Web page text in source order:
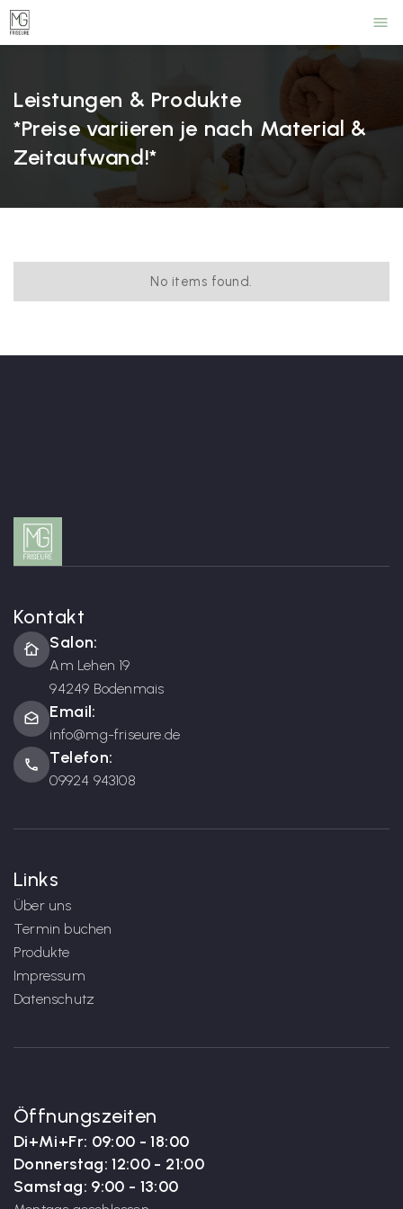
menu
Leistungen & Produkte
*Preise variieren je nach Material &
Zeitaufwand!*
No items found.
Kontakt
cottage Salon:
Am Lehen 19
94249 Bodenmais
drafts Email:
info@mg-friseure.de
phone Telefon:
09924 943108
Links
Über uns
Termin buchen
Produkte
Impressum
Datenschutz
Öffnungszeiten
Di+Mi+Fr: 09:00 - 18:00
Donnerstag: 12:00 - 21:00
Samstag: 9:00 - 13:00